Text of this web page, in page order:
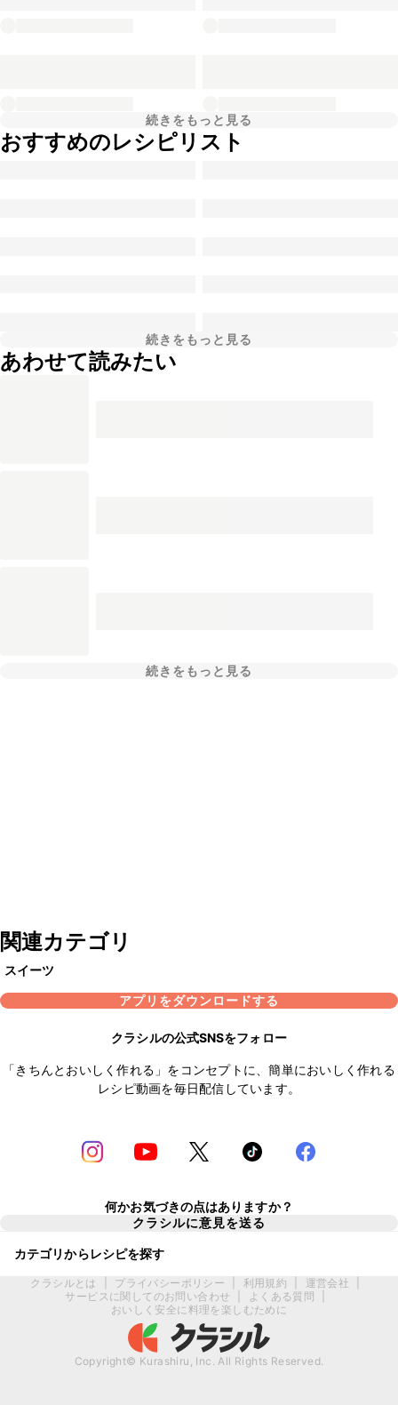
続きをもっと見る
おすすめのレシピリスト
続きをもっと見る
あわせて読みたい
続きをもっと見る
関連カテゴリ
スイーツ
アプリをダウンロードする
クラシルの公式SNSをフォロー
「きちんとおいしく作れる」をコンセプトに、簡単においしく作れる
レシピ動画を毎日配信しています。
何かお気づきの点はありますか？
クラシルに意見を送る
カテゴリからレシピを探す
クラシルとは プライバシーポリシー 利用規約 運営会社
サービスに関してのお問い合わせ
よくある質問
おいしく安全に料理を楽しむために
Copyright© Kurashiru, Inc. All Rights Reserved.